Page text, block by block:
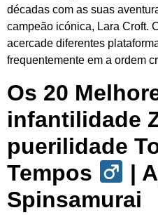
décadas com as suas
campeão icónica, Lara Croft.
acercade diferentes
frequentemente em a ordem
Os 20
infantilidade
puerilidade
Tempos ‍
|
Spinsamurai